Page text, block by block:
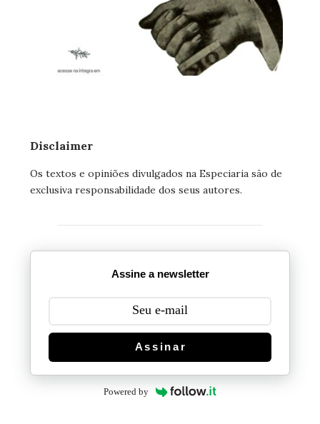
Disclaimer
Os textos e opiniões divulgados na Especiaria são de
exclusiva responsabilidade dos seus autores.
Assine a newsletter
Assinar
Powered by